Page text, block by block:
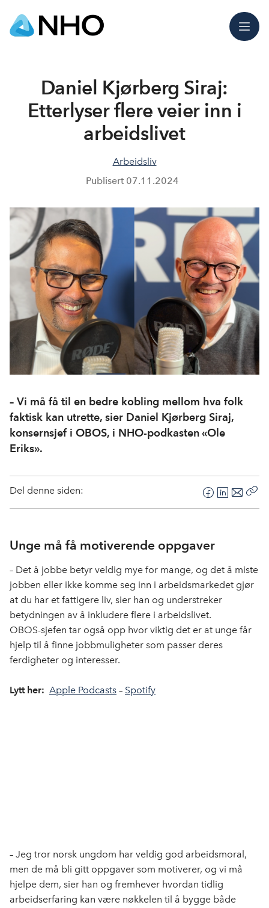
Meny
Daniel Kjørberg Siraj:
Etterlyser flere veier inn i
arbeidslivet
Arbeidsliv
Publisert 07.11.2024
– Vi må få til en bedre kobling mellom hva folk
faktisk kan utrette, sier Daniel Kjørberg Siraj,
konsernsjef i OBOS, i NHO-podkasten «Ole
Eriks».
Del denne siden:
F
a
e
o
o
k
L
i
d
I
n
E
-
t
Unge må få motiverende oppgaver
– Det å jobbe betyr veldig mye for mange, og det å miste
jobben eller ikke komme seg inn i arbeidsmarkedet gjør
at du har et fattigere liv, sier han og understreker
betydningen av å inkludere flere i arbeidslivet.
OBOS-sjefen tar også opp hvor viktig det er at unge får
hjelp til å finne jobbmuligheter som passer deres
ferdigheter og interesser.
Lytt her: Apple Podcasts – Spotify
– Jeg tror norsk ungdom har veldig god arbeidsmoral,
men de må bli gitt oppgaver som motiverer, og vi må
hjelpe dem, sier han og fremhever hvordan tidlig
arbeidserfaring kan være nøkkelen til å bygge både